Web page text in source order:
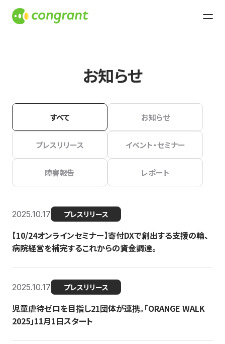
お知らせ
すべて お知らせ
プレスリリース イベント・セミナー
障害報告 レポート
2025.10.17 プレスリリース
【10/24オンラインセミナー】寄付DXで創出する支援の輪、
病院経営を補完するこれからの資金調達。
2025.10.17 プレスリリース
児童虐待ゼロを目指し21団体が連携。「ORANGE WALK
2025」11月1日スタート